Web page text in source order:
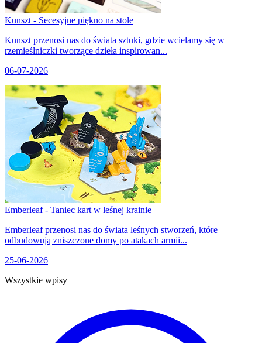
Kunszt - Secesyjne piękno na stole
Kunszt przenosi nas do świata sztuki, gdzie wcielamy się w
rzemieślniczki tworzące dzieła inspirowan...
06-07-2026
Emberleaf - Taniec kart w leśnej krainie
Emberleaf przenosi nas do świata leśnych stworzeń, które
odbudowują zniszczone domy po atakach armii...
25-06-2026
Wszystkie wpisy